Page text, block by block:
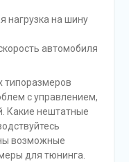
нагрузка на шину
автомобиля
типоразмеров
с управлением,
Какие нештатные
возможные
для тюнинга.